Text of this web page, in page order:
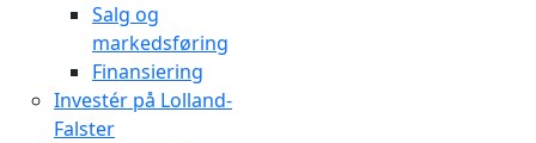
Salg og
markedsføring
Finansiering
Investér på Lolland-
Falster